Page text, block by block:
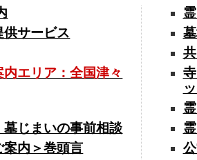
サービス
エリア：全国津々
じまいの事前相談
案内＞巻頭言